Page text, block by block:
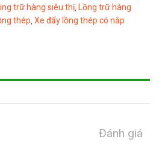
trữ hàng siêu thị, Lồng trữ hàng
thép, Xe đẩy lồng thép có nắp
Đánh giá